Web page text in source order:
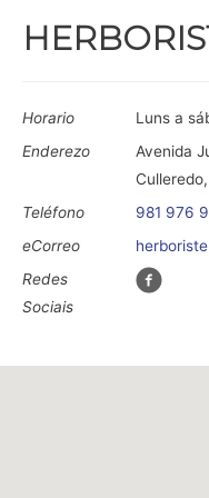
Horario
Luns a
Enderezo
Avenida
Teléfono
981 976
eCorreo
Redes
Sociais